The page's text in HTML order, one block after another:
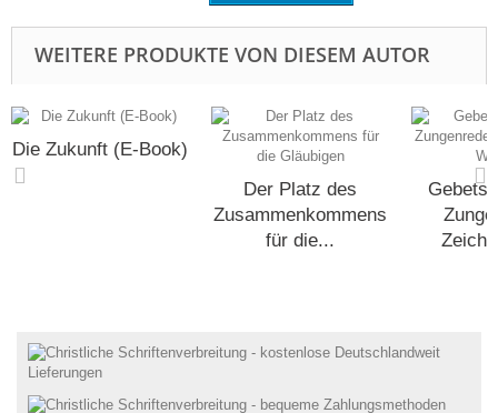
WEITERE PRODUKTE VON DIESEM AUTOR
Die Zukunft (E-Book)
Der Platz des
Zusammenkommens
für die...